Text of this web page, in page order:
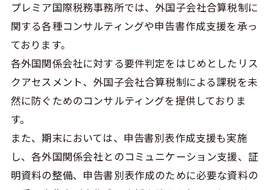
プレミア国際税務事務所では、外国子会社合算税制に
関する各種コンサルティングや申告書作成支援を承っ
ております。
各外国関係会社に対する要件判定をはじめとしたリス
クアセスメント、外国子会社合算税制による課税を未
然に防ぐためのコンサルティングを提供しておりま
す。
また、期末においては、申告書別表作成支援も実施
し、各外国関係会社とのコミュニケーション支援、証
明資料の整備、申告書別表作成のために必要な資料の